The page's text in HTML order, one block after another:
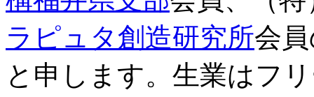
ラピュタ創造研究所会
と申します。生業はフ